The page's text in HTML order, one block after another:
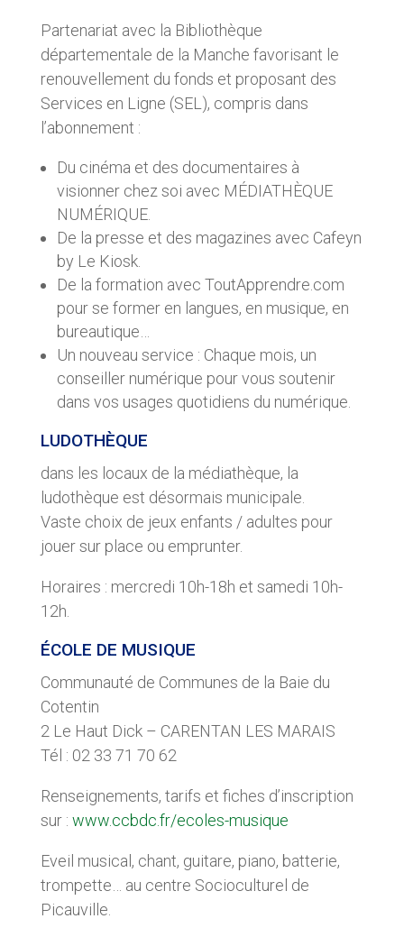
Partenariat avec la Bibliothèque
départementale de la Manche favorisant le
renouvellement du fonds et proposant des
Services en Ligne (SEL), compris dans
l’abonnement :
Du cinéma et des documentaires à
visionner chez soi avec MÉDIATHÈQUE
NUMÉRIQUE.
De la presse et des magazines avec Cafeyn
by Le Kiosk.
De la formation avec ToutApprendre.com
pour se former en langues, en musique, en
bureautique…
Un nouveau service : Chaque mois, un
conseiller numérique pour vous soutenir
dans vos usages quotidiens du numérique.
LUDOTHÈQUE
dans les locaux de la médiathèque, la
ludothèque est désormais municipale.
Vaste choix de jeux enfants / adultes pour
jouer sur place ou emprunter.
Horaires : mercredi 10h-18h et samedi 10h-
12h.
ÉCOLE DE MUSIQUE
Communauté de Communes de la Baie du
Cotentin
2 Le Haut Dick – CARENTAN LES MARAIS
Tél : 02 33 71 70 62
Renseignements, tarifs et fiches d’inscription
sur : www.ccbdc.fr/ecoles-musique
Eveil musical, chant, guitare, piano, batterie,
trompette… au centre Socioculturel de
Picauville.